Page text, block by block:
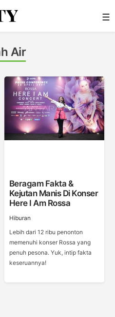
☰
Air
Beragam Fakta &
Kejutan Manis Di Konser
Here I Am Rossa
Hiburan
Lebih dari 12 ribu penonton
memenuhi konser Rossa yang
penuh pesona. Yuk, intip fakta
keseruannya!